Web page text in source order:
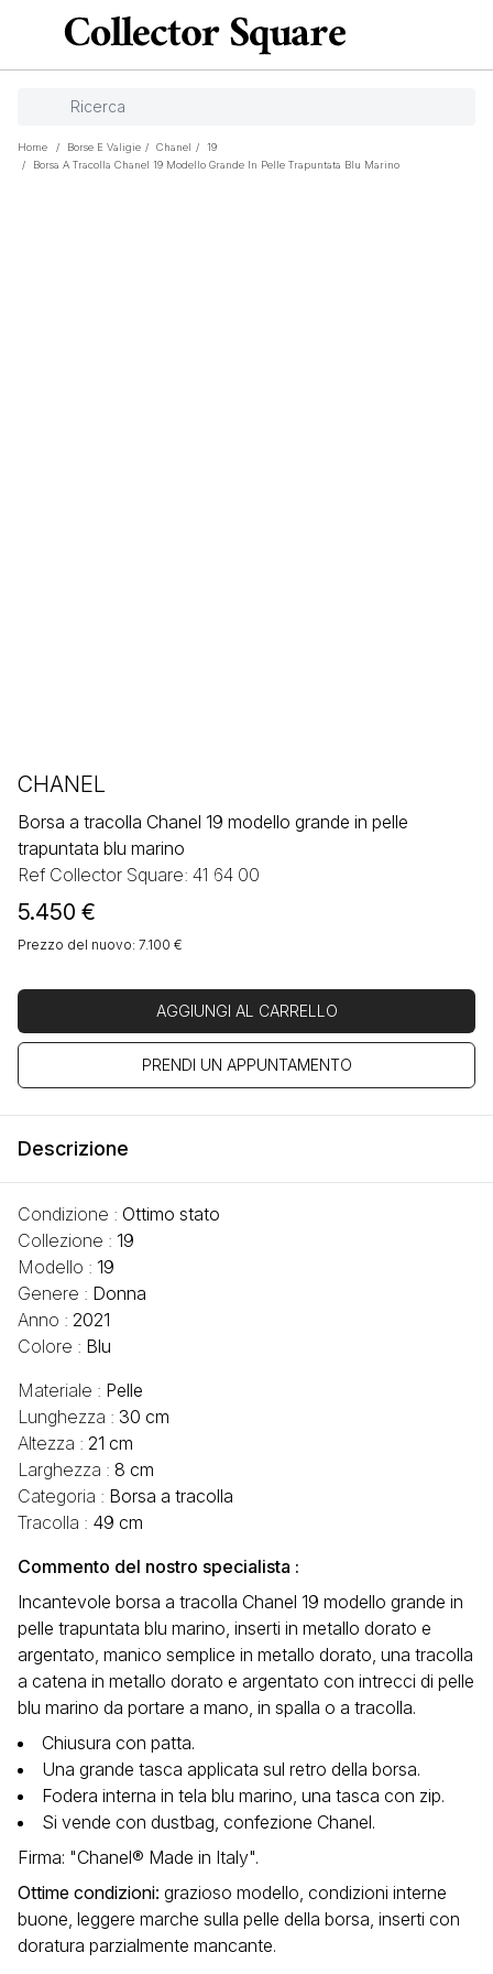
Home / Borse E Valigie / Chanel /
19
/
Borsa A Tracolla Chanel 19 Modello Grande In Pelle Trapuntata Blu Marino
CHANEL
Borsa a tracolla Chanel 19 modello grande in pelle
trapuntata blu marino
Ref Collector Square: 41 64 00
5.450 €
Prezzo del nuovo: 7.100 €
AGGIUNGI AL CARRELLO
PRENDI UN APPUNTAMENTO
Descrizione
Condizione : Ottimo stato
Collezione : 19
Modello : 19
Genere : Donna
Anno : 2021
Colore : Blu
Materiale : Pelle
Lunghezza : 30 cm
Altezza : 21 cm
Larghezza : 8 cm
Categoria : Borsa a tracolla
Tracolla : 49 cm
Commento del nostro specialista :
Incantevole borsa a tracolla Chanel 19 modello grande in
pelle trapuntata blu marino, inserti in metallo dorato e
argentato, manico semplice in metallo dorato, una tracolla
a catena in metallo dorato e argentato con intrecci di pelle
blu marino da portare a mano, in spalla o a tracolla.
Chiusura con patta.
Una grande tasca applicata sul retro della borsa.
Fodera interna in tela blu marino, una tasca con zip.
Si vende con dustbag, confezione Chanel.
Firma: "Chanel® Made in Italy".
Ottime condizioni: grazioso modello, condizioni interne
buone, leggere marche sulla pelle della borsa, inserti con
doratura parzialmente mancante.